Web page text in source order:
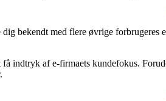
bekendt med flere øvrige
indtryk af e-firmaets kundefokus.